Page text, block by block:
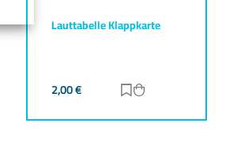
Lauttabelle Klappkarte
2,00€ Zur Merkliste